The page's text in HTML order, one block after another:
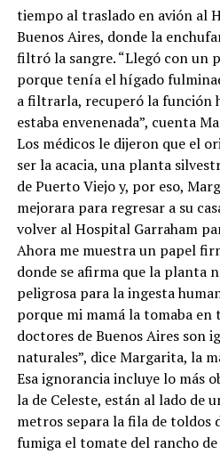
tiempo al traslado en avión al
Buenos Aires, donde la
filtró la sangre. “Llegó con un
porque tenía el hígado
a filtrarla, recuperó la función
estaba envenenada”, cuenta
Los médicos le dijeron que el
ser la acacia, una planta
de Puerto Viejo y, por eso,
mejorara para regresar a su
volver al Hospital Garraham
Ahora me muestra un papel
donde se afirma que la planta
peligrosa para la ingesta
porque mi mamá la tomaba en
doctores de Buenos Aires son
naturales”, dice Margarita, la
Esa ignorancia incluye lo más
la de Celeste, están al lado de
metros separa la fila de toldos
fumiga el tomate del rancho